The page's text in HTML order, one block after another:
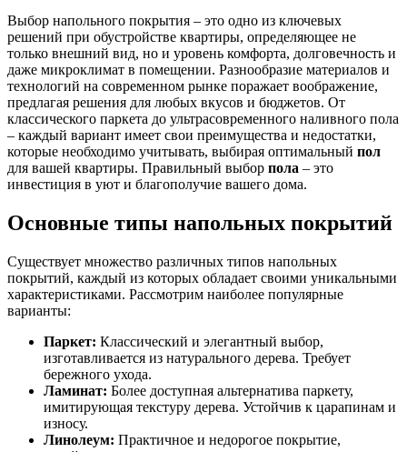
Выбор напольного покрытия – это одно из ключевых
решений при обустройстве квартиры, определяющее не
только внешний вид, но и уровень комфорта, долговечность и
даже микроклимат в помещении. Разнообразие материалов и
технологий на современном рынке поражает воображение,
предлагая решения для любых вкусов и бюджетов. От
классического паркета до ультрасовременного наливного пола
– каждый вариант имеет свои преимущества и недостатки,
которые необходимо учитывать, выбирая оптимальный пол
для вашей квартиры. Правильный выбор пола – это
инвестиция в уют и благополучие вашего дома.
Основные типы напольных покрытий
Существует множество различных типов напольных
покрытий, каждый из которых обладает своими уникальными
характеристиками. Рассмотрим наиболее популярные
варианты:
Паркет: Классический и элегантный выбор,
изготавливается из натурального дерева. Требует
бережного ухода.
Ламинат: Более доступная альтернатива паркету,
имитирующая текстуру дерева. Устойчив к царапинам и
износу.
Линолеум: Практичное и недорогое покрытие,